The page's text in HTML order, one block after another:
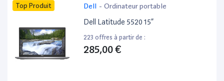
Top Produit Dell - Ordinateur portable
Dell Latitude 5520 15”
223 offres à partir de :
285,00 €